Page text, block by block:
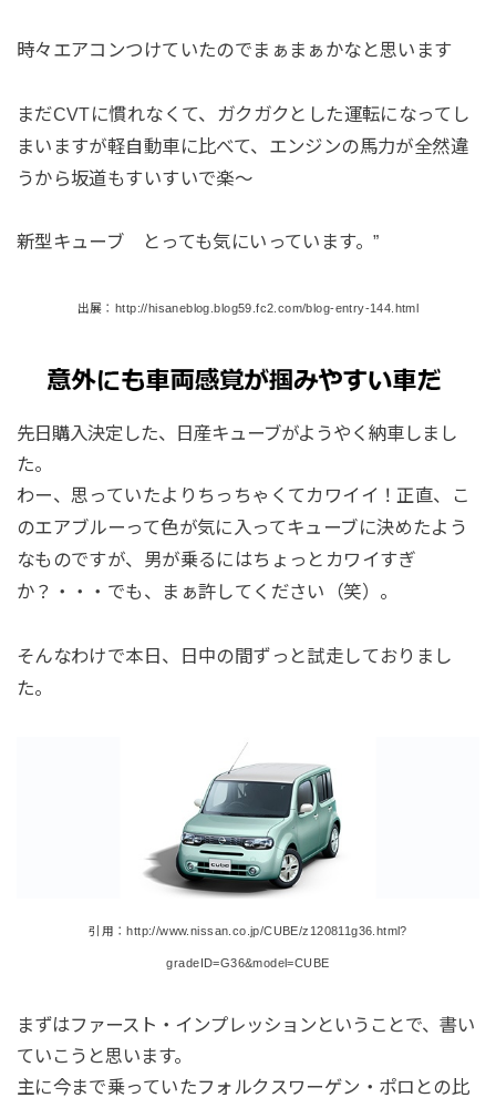
時々エアコンつけていたのでまぁまぁかなと思います
まだCVTに慣れなくて、ガクガクとした運転になってし
まいますが軽自動車に比べて、エンジンの馬力が全然違
うから坂道もすいすいで楽～
新型キューブ とっても気にいっています。”
出展：http://hisaneblog.blog59.fc2.com/blog-entry-144.html
先日購入決定した、日産キューブがようやく納車しまし
た。
わー、思っていたよりちっちゃくてカワイイ！正直、こ
のエアブルーって色が気に入ってキューブに決めたよう
なものですが、男が乗るにはちょっとカワイすぎ
か？・・・でも、まぁ許してください（笑）。
そんなわけで本日、日中の間ずっと試走しておりまし
た。
引用：http://www.nissan.co.jp/CUBE/z120811g36.html?
gradeID=G36&model=CUBE
まずはファースト・インプレッションということで、書い
ていこうと思います。
主に今まで乗っていたフォルクスワーゲン・ポロとの比